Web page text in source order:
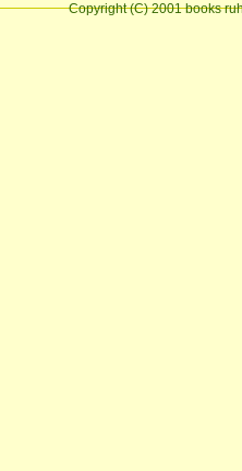
Copyright (C) 2001 books